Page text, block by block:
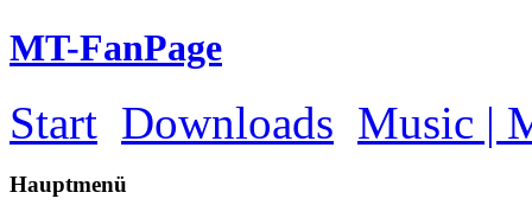
MT-FanPage
Start Downloads Music |
Hauptmenü